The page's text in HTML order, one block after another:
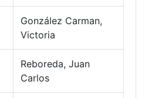
González Carman,
Victoria
Reboreda, Juan
Carlos